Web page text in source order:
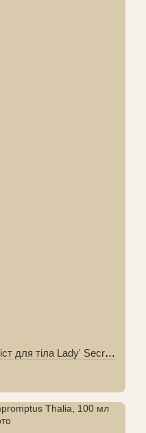
Жіночий парфумований спрей-міст для тіла Lady' Secret Rush, 250 мл